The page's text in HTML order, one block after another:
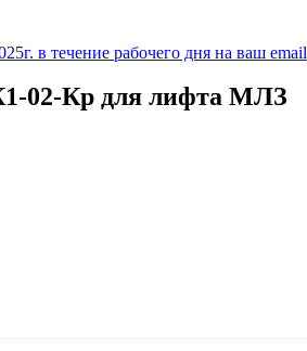
в течение рабочего дня на ваш email
02-Кр для лифта МЛЗ